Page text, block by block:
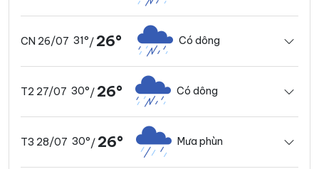
CN 26/07 31°/ 26° Có dông
T2 27/07 30°/ 26° Có dông
T3 28/07 30°/ 26° Mưa phùn